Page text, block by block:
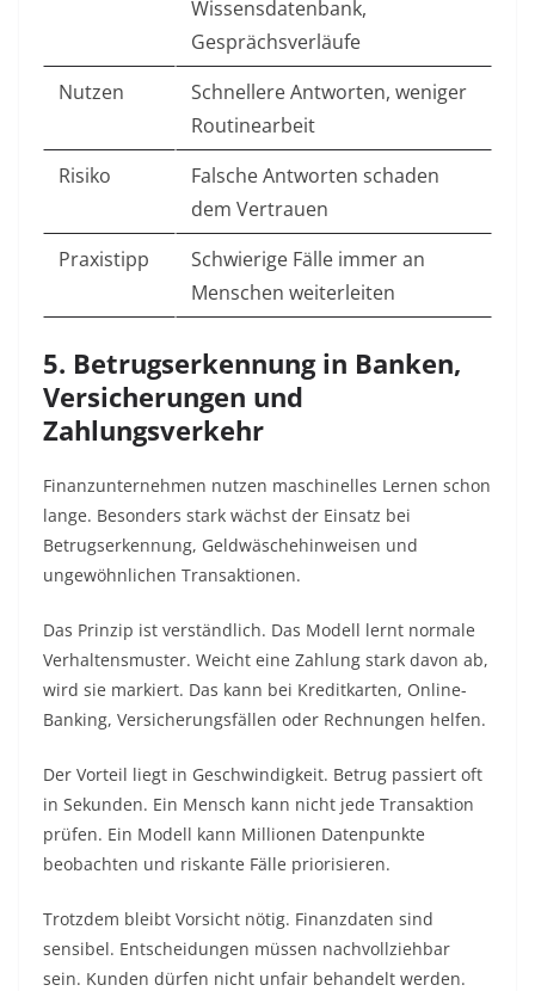
Wissensdatenbank,
Gesprächsverläufe
Nutzen
Schnellere Antworten, weniger
Routinearbeit
Risiko
Falsche Antworten schaden
dem Vertrauen
Praxistipp
Schwierige Fälle immer an
Menschen weiterleiten
5. Betrugserkennung in Banken,
Versicherungen und
Zahlungsverkehr
Finanzunternehmen nutzen maschinelles Lernen schon
lange. Besonders stark wächst der Einsatz bei
Betrugserkennung, Geldwäschehinweisen und
ungewöhnlichen Transaktionen.
Das Prinzip ist verständlich. Das Modell lernt normale
Verhaltensmuster. Weicht eine Zahlung stark davon ab,
wird sie markiert. Das kann bei Kreditkarten, Online-
Banking, Versicherungsfällen oder Rechnungen helfen.
Der Vorteil liegt in Geschwindigkeit. Betrug passiert oft
in Sekunden. Ein Mensch kann nicht jede Transaktion
prüfen. Ein Modell kann Millionen Datenpunkte
beobachten und riskante Fälle priorisieren.
Trotzdem bleibt Vorsicht nötig. Finanzdaten sind
sensibel. Entscheidungen müssen nachvollziehbar
sein. Kunden dürfen nicht unfair behandelt werden.